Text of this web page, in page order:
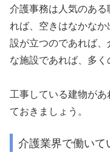
介護事務は人気のあ
れば、空きはなかな
設が立つのであれば
な施設であれば、多く
工事している建物が
ておきましょう。
介護業界で働いて